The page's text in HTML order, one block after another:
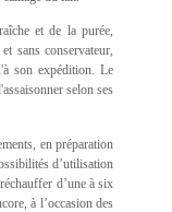
et de la purée,
sans conservateur,
son expédition. Le
selon ses
en préparation
d’utilisation
d’une à six
à l’occasion des